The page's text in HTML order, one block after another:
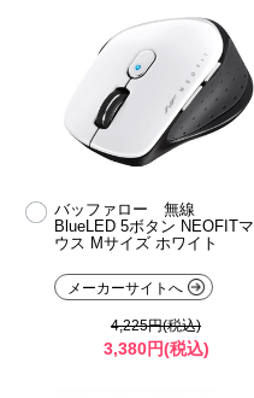
バッファロー 無線
BlueLED 5ボタン NEOFITマ
ウス Mサイズ ホワイト
メーカーサイトへ
4,225円(税込)
3,380円(税込)